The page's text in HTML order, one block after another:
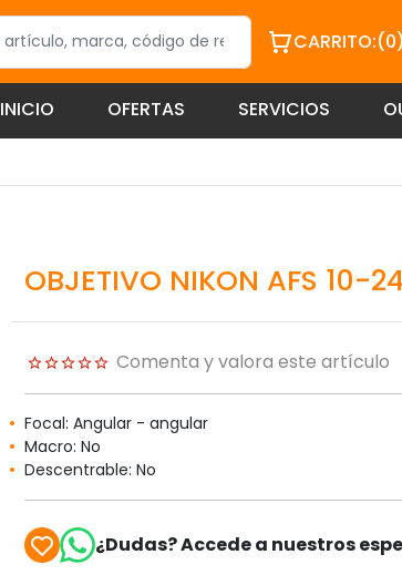
CARRITO:(0)
INICIO OFERTAS SERVICIOS
OBJETIVO NIKON AFS 10-
Comenta y valora este artículo
Focal: Angular - angular
Macro: No
Descentrable: No
¿Dudas? Accede a nuestros